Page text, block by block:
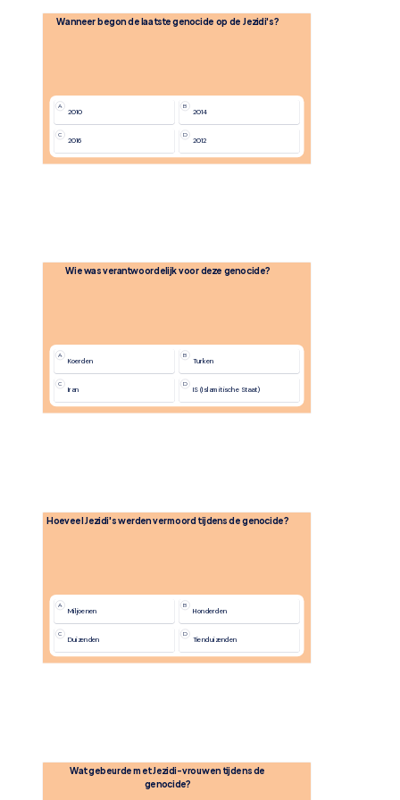
Wanneer begon de laatste genocide op de Jezidi's?
A
2010
B
2014
C
2016
D
2012
Wie was verantwoordelijk voor deze genocide?
A
Koerden
B
Turken
C
Iran
D
IS (Islamitische Staat)
Hoeveel Jezidi's werden vermoord tijdens de genocide?
A
Miljoenen
B
Honderden
C
Duizenden
D
Tienduizenden
Wat gebeurde met Jezidi-vrouwen tijdens de
genocide?